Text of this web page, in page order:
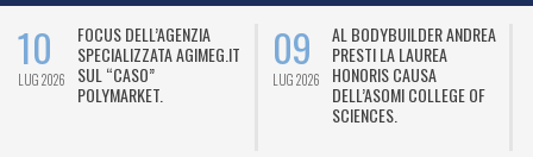
10
LUG 2026
FOCUS DELL’AGENZIA
SPECIALIZZATA AGIMEG.IT
SUL “CASO”
POLYMARKET.
09
LUG 2026
AL BODYBUILDER ANDREA
PRESTI LA LAUREA
HONORIS CAUSA
DELL’ASOMI COLLEGE OF
SCIENCES.